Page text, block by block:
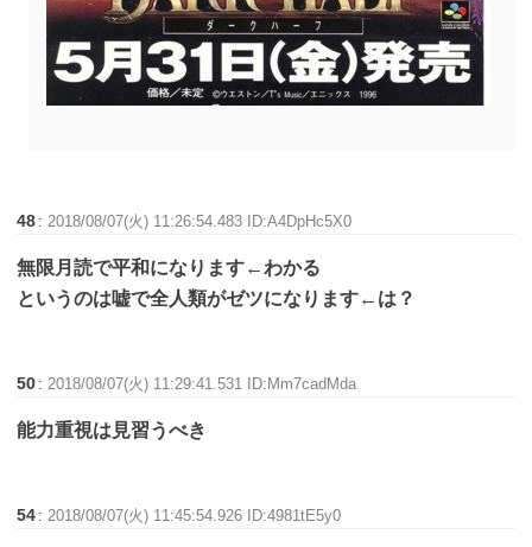
48 :2018/08/07(火) 11:26:54.483 ID:A4DpHc5X0
無限月読で平和になります←わかる
というのは嘘で全人類がゼツになります←は？
50 :2018/08/07(火) 11:29:41.531 ID:Mm7cadMda
能力重視は見習うべき
54 :2018/08/07(火) 11:45:54.926 ID:4981tE5y0